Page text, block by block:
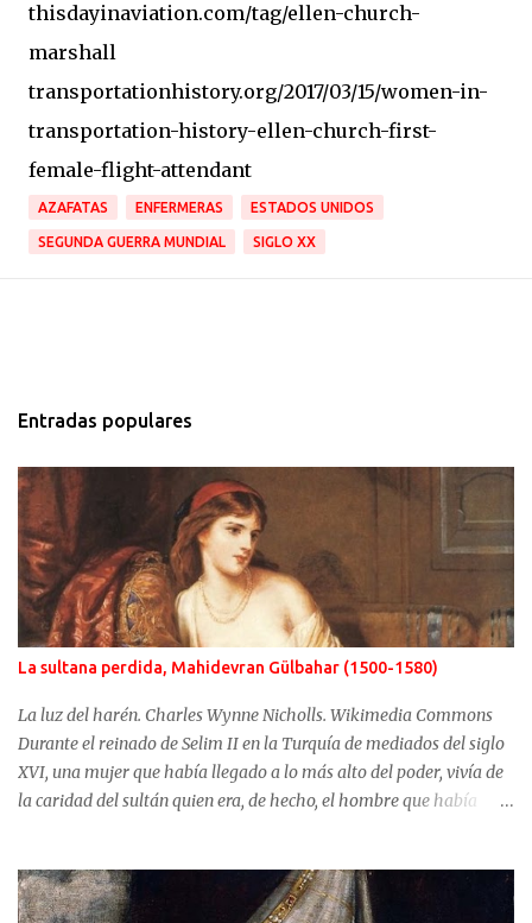
thisdayinaviation.com/tag/ellen-church-
marshall
transportationhistory.org/2017/03/15/women-in-
transportation-history-ellen-church-first-
female-flight-attendant
AZAFATAS ENFERMERAS ESTADOS UNIDOS
SEGUNDA GUERRA MUNDIAL SIGLO XX
Entradas populares
La sultana perdida, Mahidevran Gülbahar (1500-1580)
La luz del harén. Charles Wynne Nicholls. Wikimedia Commons
Durante el reinado de Selim II en la Turquía de mediados del siglo
XVI, una mujer que había llegado a lo más alto del poder, vivía de
la caridad del sultán quien era, de hecho, el hombre que había
fue su madre, la sultana Roxelana, quien después de ganarse el
favor del poderoso Solimán, consiguió que su primera esposa y su